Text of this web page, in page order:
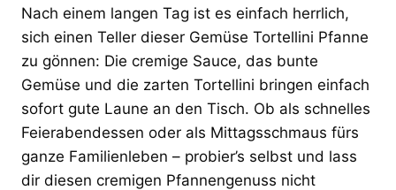
Nach einem langen Tag ist es einfach herrlich,
sich einen Teller dieser Gemüse Tortellini Pfanne
zu gönnen: Die cremige Sauce, das bunte
Gemüse und die zarten Tortellini bringen einfach
sofort gute Laune an den Tisch. Ob als schnelles
Feierabendessen oder als Mittagsschmaus fürs
ganze Familienleben – probier’s selbst und lass
dir diesen cremigen Pfannengenuss nicht